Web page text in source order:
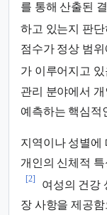
를 통해 산출된
하고 있는지 판
점수가 정상 범
가 이루어지고
관리 분야에서
예측하는 핵심적
지역이나 성별에
개인의 신체적
[2]
여성의 건강
장 사항을 제공